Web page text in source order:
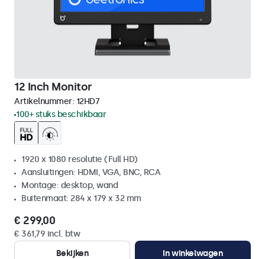
12 Inch Monitor
Artikelnummer: 12HD7
100+ stuks beschikbaar
1920 x 1080 resolutie (Full HD)
Aansluitingen: HDMI, VGA, BNC, RCA
Montage: desktop, wand
Buitenmaat: 284 x 179 x 32 mm
€ 299,00
€ 361,79 incl. btw
Bekijken
In winkelwagen